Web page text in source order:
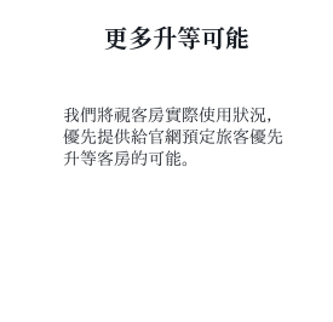
更多升等可能
我們將視客房實際使用狀況，
優先提供給官網預定旅客優先
升等客房的可能。